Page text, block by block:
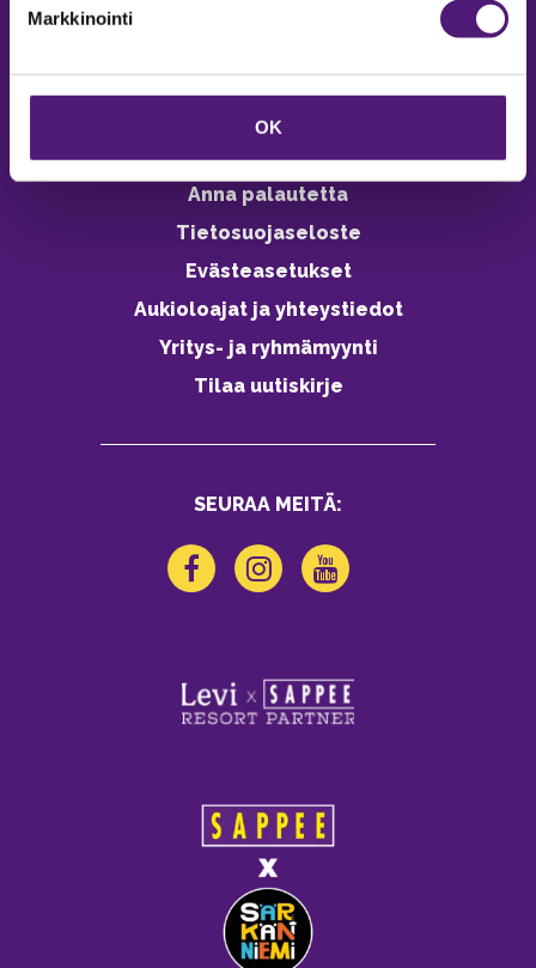
Markkinointi
OK
Vastuullisuus
Ympäristöohjelma
Avoimet työpaikat
Anna palautetta
Tietosuojaseloste
Evästeasetukset
Aukioloajat ja yhteystiedot
Yritys- ja ryhmämyynti
Tilaa uutiskirje
SEURAA MEITÄ: